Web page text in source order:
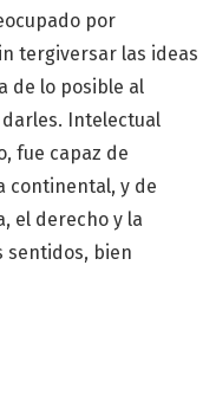
por
tergiversar las ideas
de lo posible al
Intelectual
fue capaz de
continental, y de
el derecho y la
sentidos, bien